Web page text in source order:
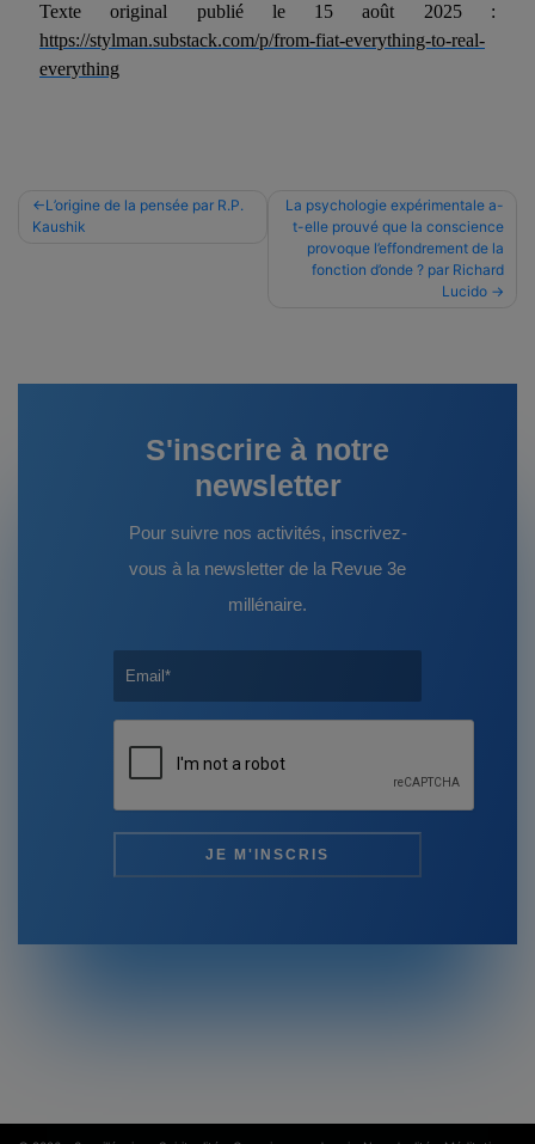
Texte original publié le 15 août 2025 :
https://stylman.substack.com/p/from-fiat-everything-to-real-
everything
Navigation
de
L’origine de la pensée par R.P.
Kaushik
La psychologie expérimentale a-
t-elle prouvé que la conscience
provoque l’effondrement de la
fonction d’onde ? par Richard
Lucido
S'inscrire à notre
newsletter
Pour suivre nos activités, inscrivez-
vous à la newsletter de la Revue 3e
millénaire.